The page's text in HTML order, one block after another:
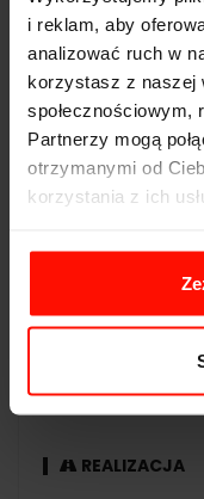
i reklam, aby
analizować ruch w
korzystasz z naszej
społecznościowym,
Partnerzy mogą
otrzymanymi od
korzystania z ich
Napęd:
Pojemność:
Skrzynia biegów:
Voucher jest
karta. Przejazdy
października.
REALIZACJA